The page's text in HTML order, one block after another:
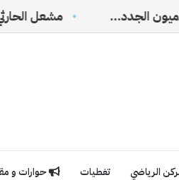
الرياضي تغطيات حوارات و